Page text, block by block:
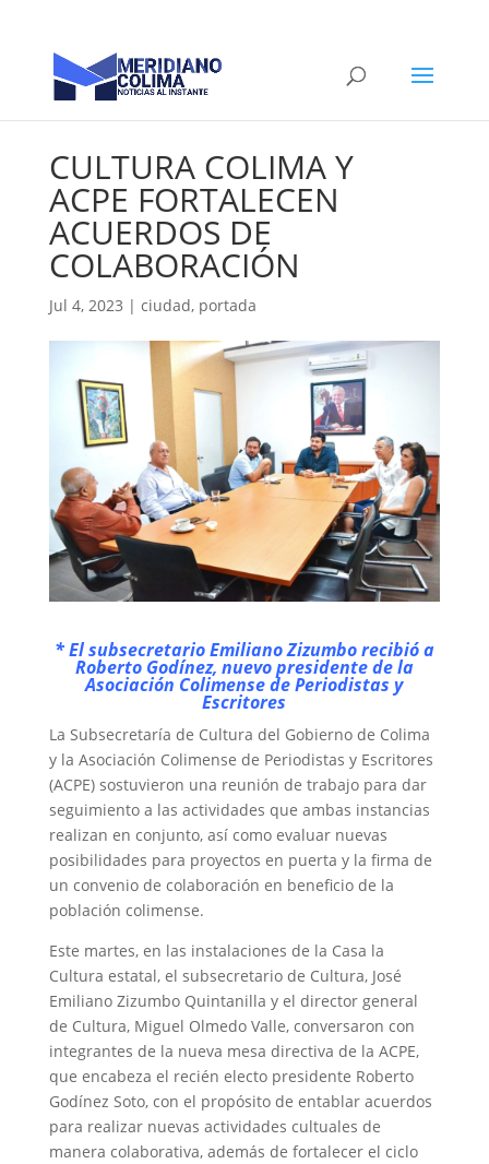
CULTURA COLIMA Y
ACPE FORTALECEN
ACUERDOS DE
COLABORACIÓN
Jul 4, 2023 | ciudad, portada
* El subsecretario Emiliano Zizumbo recibió a
Roberto Godínez, nuevo presidente de la
Asociación Colimense de Periodistas y
Escritores
La Subsecretaría de Cultura del Gobierno de Colima
y la Asociación Colimense de Periodistas y Escritores
(ACPE) sostuvieron una reunión de trabajo para dar
seguimiento a las actividades que ambas instancias
realizan en conjunto, así como evaluar nuevas
posibilidades para proyectos en puerta y la firma de
un convenio de colaboración en beneficio de la
población colimense.
Este martes, en las instalaciones de la Casa la
Cultura estatal, el subsecretario de Cultura, José
Emiliano Zizumbo Quintanilla y el director general
de Cultura, Miguel Olmedo Valle, conversaron con
integrantes de la nueva mesa directiva de la ACPE,
que encabeza el recién electo presidente Roberto
Godínez Soto, con el propósito de entablar acuerdos
para realizar nuevas actividades cultuales de
manera colaborativa, además de fortalecer el ciclo